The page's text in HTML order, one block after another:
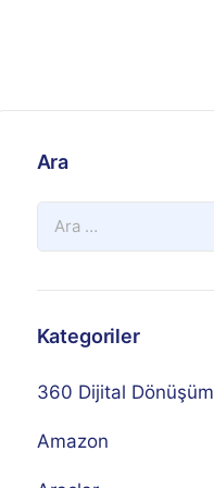
Ara
Kategoriler
360 Dijital Dönüşüm
Amazon